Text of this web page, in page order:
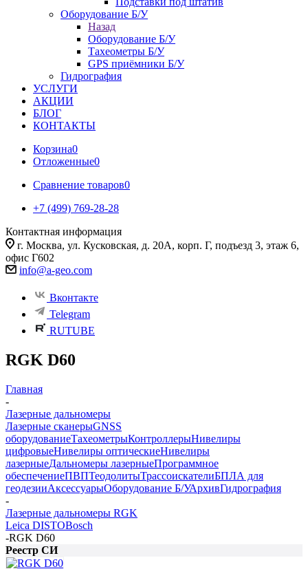
Оборудование Б/У
Назад
Оборудование Б/У
Тахеометры Б/У
GPS приёмники Б/У
Гидрография
УСЛУГИ
АКЦИИ
БЛОГ
КОНТАКТЫ
Корзина0
Отложенные0
Сравнение товаров0
+7 (499) 769-28-28
Контактная информация
г. Москва, ул. Кусковская, д. 20А, корп. Г, подъезд 3, этаж 6,
офис Г602
info@a-geo.com
Вконтакте
Telegram
RUTUBE
RGK D60
Главная
-
Лазерные дальномеры
Лазерные сканерыGNSS
оборудованиеТахеометрыКонтроллерыНивелиры
цифровыеНивелиры оптическиеНивелиры
лазерныеДальномеры лазерныеПрограммное
обеспечениеПВПТеодолитыТрассоискателиБПЛА для
геодезииАксессуарыОборудование Б/УАрхивГидрография
-
Лазерные дальномеры RGK
Leica DISTOBosch
-RGK D60
Реестр СИ